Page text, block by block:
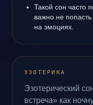
Такой сон часто
важно не
на эмоциях.
ЭЗОТЕРИКА
Эзотерический
встреча» как